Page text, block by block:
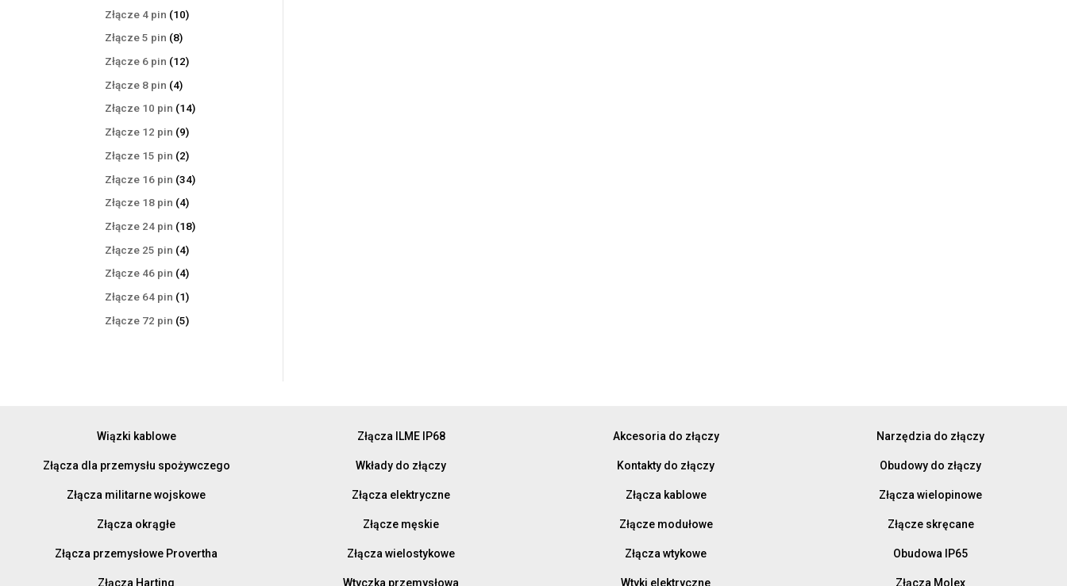
Złącze 4 pin 1010
Złącze 5 pin 88
produktów
Złącze 6 pin 1212
Złącze 8 pin 44
produkty
Złącze 10 pin 1414
Złącze 12 pin 99
produktów
Złącze 15 pin 22
produkty
Złącze 16 pin 3434
Złącze 18 pin 44
produkty
Złącze 24 pin 1818
Złącze 25 pin 44
produkty
Złącze 46 pin 44
produkty
Złącze 64 pin 11
produkt
Złącze 72 pin 55
Wiązki kablowe
Złącza dla przemysłu spożywczego
Złącza militarne wojskowe
Złącza okrągłe
Złącza przemysłowe Provertha
Złącza Harting
Złącza ILME IP68
Wkłady do złączy
Złącza elektryczne
Złącze męskie
Złącza wielostykowe
Wtyczka przemysłowa
Akcesoria do złączy
Kontakty do złączy
Złącza kablowe
Złącze modułowe
Złącza wtykowe
Wtyki elektryczne
Narzędzia do złączy
Obudowy do złączy
Złącza wielopinowe
Złącze skręcane
Obudowa IP65
Złącza Molex